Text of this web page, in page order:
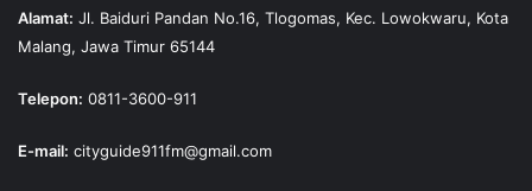
Alamat: Jl. Baiduri Pandan No.16, Tlogomas, Kec. Lowokwaru, Kota
Malang, Jawa Timur 65144
Telepon: 0811-3600-911
E-mail: cityguide911fm@gmail.com